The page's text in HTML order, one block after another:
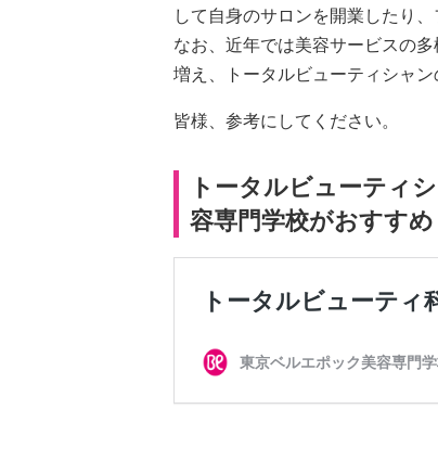
して自身のサロンを開業したり
なお、近年では美容サービスの
増え、トータルビューティシャ
皆様、参考にしてください。
トータルビューティ
容専門学校がおすすめ